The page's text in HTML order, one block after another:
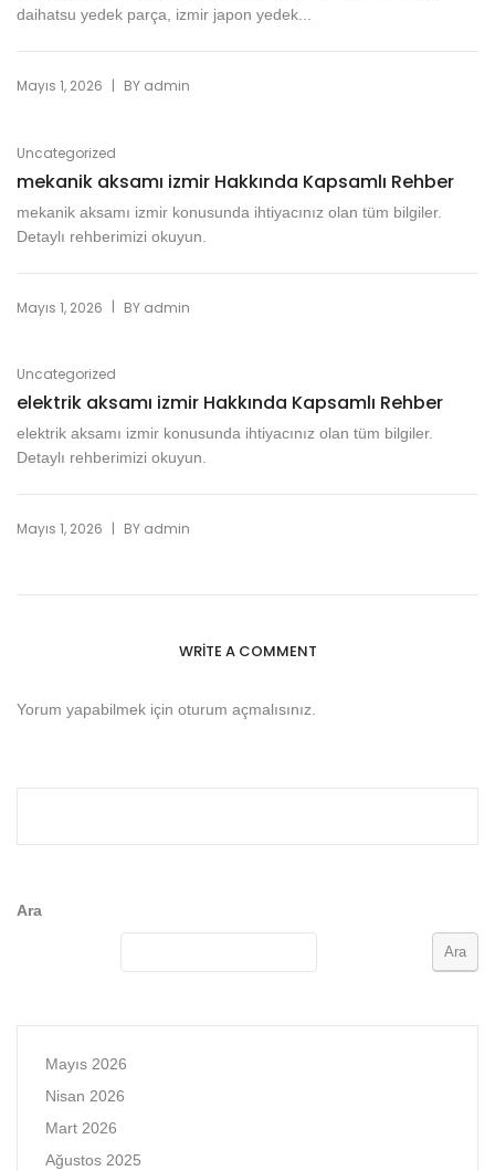
daihatsu yedek parça, izmir japon yedek...
Mayıs 1, 2026 | BY admin
Uncategorized
mekanik aksamı izmir Hakkında Kapsamlı Rehber
mekanik aksamı izmir konusunda ihtiyacınız olan tüm bilgiler.
Detaylı rehberimizi okuyun.
Mayıs 1, 2026 | BY admin
Uncategorized
elektrik aksamı izmir Hakkında Kapsamlı Rehber
elektrik aksamı izmir konusunda ihtiyacınız olan tüm bilgiler.
Detaylı rehberimizi okuyun.
Mayıs 1, 2026 | BY admin
WRITE A COMMENT
Yorum yapabilmek için oturum açmalısınız
Ara
Ara
Mayıs 2026
Nisan 2026
Mart 2026
Ağustos 2025